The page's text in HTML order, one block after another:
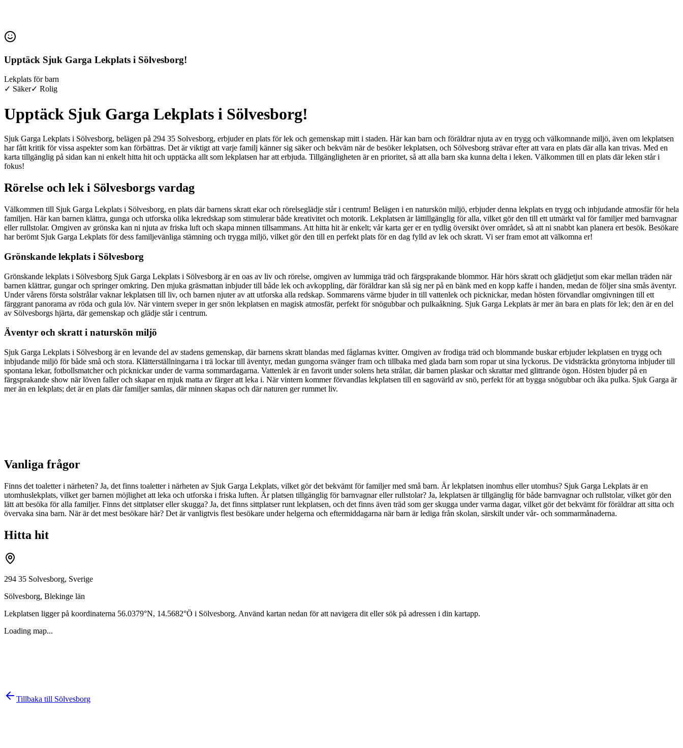
Upptäck Sjuk Garga Lekplats i Sölvesborg!
Lekplats för barn
✓ Säker✓ Rolig
Upptäck Sjuk Garga Lekplats i Sölvesborg!
Sjuk Garga Lekplats i Sölvesborg, belägen på 294 35 Solvesborg, erbjuder en plats för lek och gemenskap mitt i staden. Här kan barn och föräldrar njuta av en trygg och välkomnande miljö, även om lekplatsen
har fått kritik för vissa aspekter som kan förbättras. Det är viktigt att varje familj känner sig säker och bekväm när de besöker lekplatsen, och Sölvesborg strävar efter att vara en plats där alla kan trivas. Med en
karta tillgänglig på sidan kan ni enkelt hitta hit och upptäcka allt som lekplatsen har att erbjuda. Tillgängligheten är en prioritet, så att alla barn ska kunna delta i leken. Välkommen till en plats där leken står i
fokus!
Rörelse och lek i Sölvesborgs vardag
Välkommen till Sjuk Garga Lekplats i Sölvesborg, en plats där barnens skratt ekar och rörelseglädje står i centrum! Belägen i en naturskön miljö, erbjuder denna lekplats en trygg och inbjudande atmosfär för hela
familjen. Här kan barnen klättra, gunga och utforska olika lekredskap som stimulerar både kreativitet och motorik. Lekplatsen är lättillgänglig för alla, vilket gör den till ett utmärkt val för familjer med barnvagnar
eller rullstolar. Omgiven av grönska kan ni njuta av friska luft och skapa minnen tillsammans. Att hitta hit är enkelt; vår karta ger er en tydlig översikt över området, så att ni snabbt kan planera ert besök. Besökare
har berömt Sjuk Garga Lekplats för dess familjevänliga stämning och trygga miljö, vilket gör den till en perfekt plats för en dag fylld av lek och skratt. Vi ser fram emot att välkomna er!
Grönskande lekplats i Sölvesborg
Grönskande lekplats i Sölvesborg Sjuk Garga Lekplats i Sölvesborg är en oas av liv och rörelse, omgiven av lummiga träd och färgsprakande blommor. Här hörs skratt och glädjetjut som ekar mellan träden när
barnen klättrar, gungar och springer omkring. Den mjuka gräsmattan inbjuder till både lek och avkoppling, där föräldrar kan slå sig ner på en bänk med en kopp kaffe i handen, medan de följer sina smås äventyr.
Under vårens första solstrålar vaknar lekplatsen till liv, och barnen njuter av att utforska alla redskap. Sommarens värme bjuder in till vattenlek och picknickar, medan hösten förvandlar omgivningen till ett
färggrant panorama av röda och gula löv. När vintern sveper in ger snön lekplatsen en magisk atmosfär, perfekt för snögubbar och pulkaåkning. Sjuk Garga Lekplats är mer än bara en plats för lek; den är en del
av Sölvesborgs hjärta, där gemenskap och glädje står i centrum.
Äventyr och skratt i naturskön miljö
Sjuk Garga Lekplats i Sölvesborg är en levande del av stadens gemenskap, där barnens skratt blandas med fåglarnas kvitter. Omgiven av frodiga träd och blommande buskar erbjuder lekplatsen en trygg och
inbjudande miljö för både små och stora. Klätterställningarna i trä lockar till äventyr, medan gungorna svänger fram och tillbaka med glada barn som ropar ut sina lyckorus. De vidsträckta grönytorna inbjuder till
spontana lekar, fotbollsmatcher och picknickar under de varma sommardagarna. Vattenlek är en favorit under solens heta strålar, där barnen plaskar och skrattar med glittrande ögon. Hösten bjuder på en
färgsprakande show när löven faller och skapar en mjuk matta av färger att leka i. När vintern kommer förvandlas lekplatsen till en sagovärld av snö, perfekt för att bygga snögubbar och åka pulka. Sjuk Garga är
mer än en lekplats; det är en plats där familjer samlas, där minnen skapas och där naturen ger rummet liv.
Vanliga frågor
Finns det toaletter i närheten? Ja, det finns toaletter i närheten av Sjuk Garga Lekplats, vilket gör det bekvämt för familjer med små barn. Är lekplatsen inomhus eller utomhus? Sjuk Garga Lekplats är en
utomhuslekplats, vilket ger barnen möjlighet att leka och utforska i friska luften. Är platsen tillgänglig för barnvagnar eller rullstolar? Ja, lekplatsen är tillgänglig för både barnvagnar och rullstolar, vilket gör den
lätt att besöka för alla familjer. Finns det sittplatser eller skugga? Ja, det finns sittplatser runt lekplatsen, och det finns även träd som ger skugga under varma dagar, vilket gör det bekvämt för föräldrar att sitta och
övervaka sina barn. När är det mest besökare här? Det är vanligtvis flest besökare under helgerna och eftermiddagarna när barn är lediga från skolan, särskilt under vår- och sommarmånaderna.
Hitta hit
294 35 Solvesborg, Sverige
Sölvesborg, Blekinge län
Lekplatsen ligger på koordinaterna 56.0379°N, 14.5682°Ö i Sölvesborg. Använd kartan nedan för att navigera dit eller sök på adressen i din kartapp.
Loading map...
Tillbaka till Sölvesborg